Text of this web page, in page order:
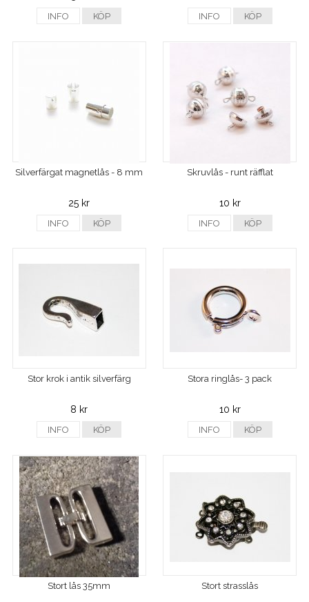
INFO KÖP INFO KÖP
Silverfärgat magnetlås - 8 mm
25 kr
INFO KÖP
Skruvlås - runt räfflat
10 kr
INFO KÖP
Stor krok i antik silverfärg
8 kr
INFO KÖP
Stora ringlås- 3 pack
10 kr
INFO KÖP
Stort lås 35mm Stort strasslås